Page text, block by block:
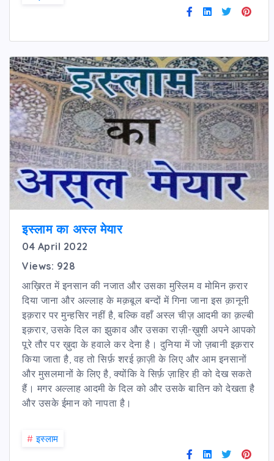
इस्लाम का अस्ल मेयार
04 April 2022
Views: 928
आख़िरत में इनसान की नजात और उसका मुस्लिम व मोमिन क़रार
दिया जाना और अल्लाह के मक़बूल बन्दों में गिना जाना इस क़ानूनी
इक़रार पर मुन्हसिर नहीं है, बल्कि वहाँ अस्ल चीज़ आदमी का क़ल्बी
इक़रार, उसके दिल का झुकाव और उसका राज़ी-ख़ुशी अपने आपको
पूरे तौर पर ख़ुदा के हवाले कर देना है। दुनिया में जो ज़बानी इक़रार
किया जाता है, वह तो सिर्फ़ शरई क़ाज़ी के लिए और आम इनसानों
और मुसलमानों के लिए है, क्योंकि वे सिर्फ़ ज़ाहिर ही को देख सकते
हैं। मगर अल्लाह आदमी के दिल को और उसके बातिन को देखता है
और उसके ईमान को नापता है।
# इस्लाम